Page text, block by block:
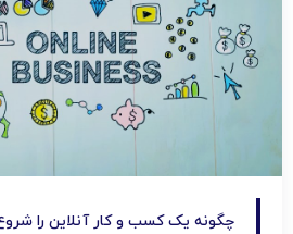
چگونه یک کسب و کار آنلاین را